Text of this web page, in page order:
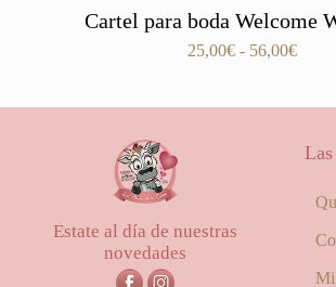
Cartel para boda Welcome
25,00€ - 56,00€Rango
hasta
Estate al día de nuestras
novedades
Mi